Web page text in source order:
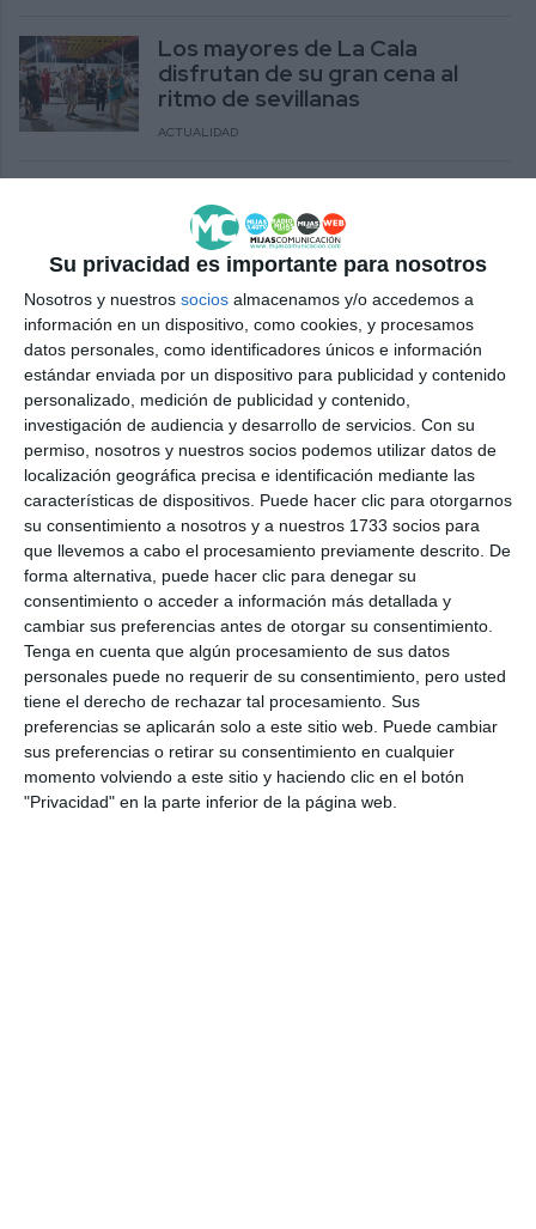
Su privacidad es importante para nosotros
Nosotros y nuestros socios almacenamos y/o accedemos a
información en un dispositivo, como cookies, y procesamos
datos personales, como identificadores únicos e información
estándar enviada por un dispositivo para publicidad y contenido
personalizado, medición de publicidad y contenido,
investigación de audiencia y desarrollo de servicios. Con su
permiso, nosotros y nuestros socios podemos utilizar datos de
localización geográfica precisa e identificación mediante las
características de dispositivos. Puede hacer clic para otorgarnos
su consentimiento a nosotros y a nuestros 1733 socios para
que llevemos a cabo el procesamiento previamente descrito. De
forma alternativa, puede hacer clic para denegar su
consentimiento o acceder a información más detallada y
cambiar sus preferencias antes de otorgar su consentimiento.
Tenga en cuenta que algún procesamiento de sus datos
personales puede no requerir de su consentimiento, pero usted
tiene el derecho de rechazar tal procesamiento. Sus
preferencias se aplicarán solo a este sitio web. Puede cambiar
sus preferencias o retirar su consentimiento en cualquier
momento volviendo a este sitio y haciendo clic en el botón
"Privacidad" en la parte inferior de la página web.
Los mayores de La Cala
disfrutan de su gran cena al
ritmo de sevillanas
ACTUALIDAD
curso con un concierto lleno de
elegancia y emoción
ACTUALIDAD
The Village to pay tribute to
Pink Floyd with Im-Pulse on 12
July
ACTUALIDAD
The village applauds the third
edition of ‘Mijas with soul by
candlelight’
ACTUALIDAD
El Torreón caleño, testigo del IV
Festival de Folclore Villa de
Mijas
La plaza del Torreón acoge este
sábado el IV Festival de Folclore